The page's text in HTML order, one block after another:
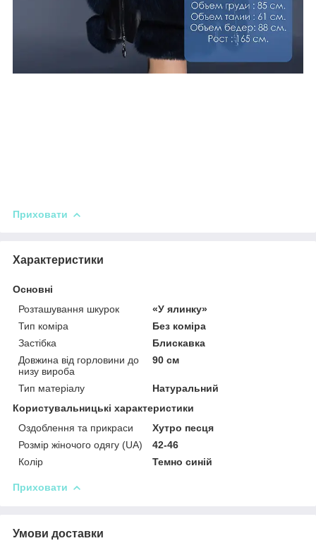
Приховати
Характеристики
Основні
Розташування шкурок
«У ялинку»
Тип коміра
Без коміра
Застібка
Блискавка
Довжина від горловини до
низу вироба
90 см
Тип матеріалу
Натуральний
Користувальницькі характеристики
Оздоблення та прикраси
Хутро песця
Розмір жіночого одягу (UA)
42-46
Колір
Темно синій
Приховати
Умови доставки